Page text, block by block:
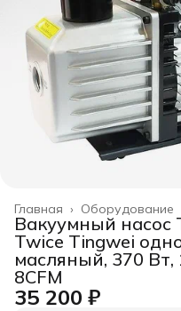
Оборудование
Главная ›
Вакуумный насос
Twice Tingwei
масляный, 370 Вт,
8CFM
35 200 ₽